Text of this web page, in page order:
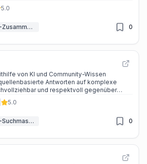
5.0
KI-Zusammenfasser 0
von KI und Community-Wissen
Antworten auf komplexe
und respektvoll gegenüber
5.0
KI-Suchmaschine 0